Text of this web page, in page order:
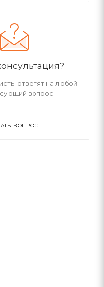
ответят на любой
вопрос
ВОПРОС